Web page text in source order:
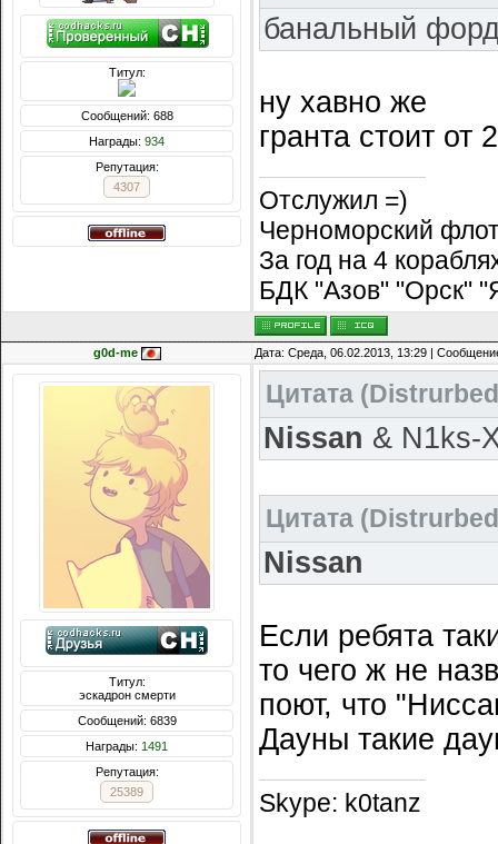
Титул:
Сообщений: 688
Награды: 934
Репутация:
4307
банальный
ну хавно же
гранта стоит от
Отслужил =)
Черноморский
За год на 4
БДК "Азов" "Орск"
g0d-me Дата: Среда, 06.02.2013, 13:29 |
Титул:
эскадрон смерти
Сообщений: 6839
Награды: 1491
Репутация:
25389
Цитата (Distrurbed
Nissan & N1ks-
Цитата (Distrurbed
Nissan
Если ребята
то чего ж не
поют, что
Дауны такие
Skype: k0tanz